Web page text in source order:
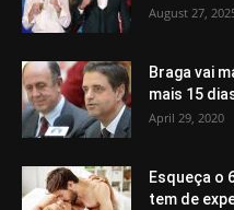
August 27,
Braga vai
mais 15
April 29, 2020
Esqueça o
tem de